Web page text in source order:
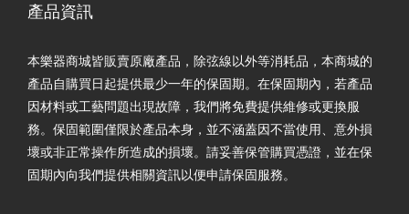
產品資訊
本樂器商城皆販賣原廠產品，除弦線以外等消耗品，本商城的
產品自購買日起提供最少一年的保固期。在保固期內，若產品
因材料或工藝問題出現故障，我們將免費提供維修或更換服
務。保固範圍僅限於產品本身，並不涵蓋因不當使用、意外損
壞或非正常操作所造成的損壞。請妥善保管購買憑證，並在保
固期內向我們提供相關資訊以便申請保固服務。